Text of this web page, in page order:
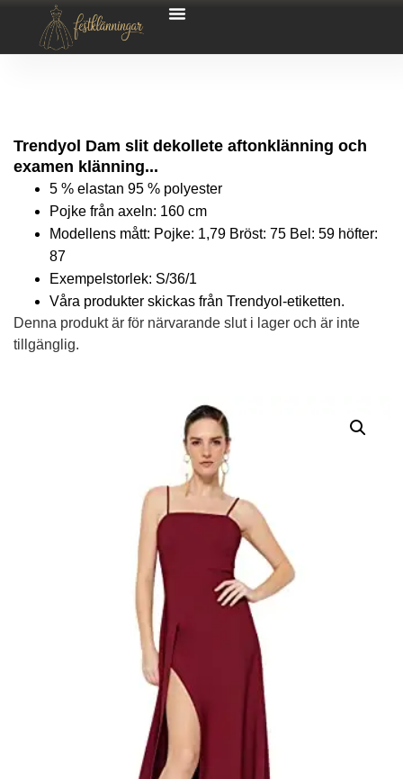
Trendyol Dam slit dekollete aftonklänning och
examen klänning...
5 % elastan 95 % polyester
Pojke från axeln: 160 cm
Modellens mått: Pojke: 1,79 Bröst: 75 Bel: 59 höfter:
87
Exempelstorlek: S/36/1
Våra produkter skickas från Trendyol-etiketten.
Denna produkt är för närvarande slut i lager och är inte
tillgänglig.